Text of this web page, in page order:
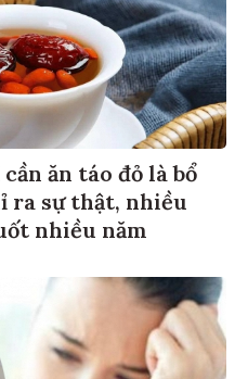
ăn táo đỏ là bổ
ra sự thật, nhiều
nhiều năm